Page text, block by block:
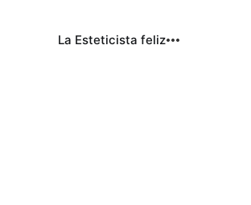
La Esteticista feliz